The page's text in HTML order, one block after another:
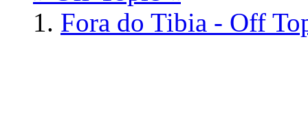
Fora do Tibia - Off